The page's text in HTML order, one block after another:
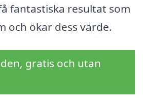
fantastiska resultat som
och ökar dess värde.
gratis och utan